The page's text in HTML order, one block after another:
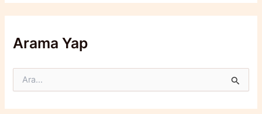
Arama Yap
r